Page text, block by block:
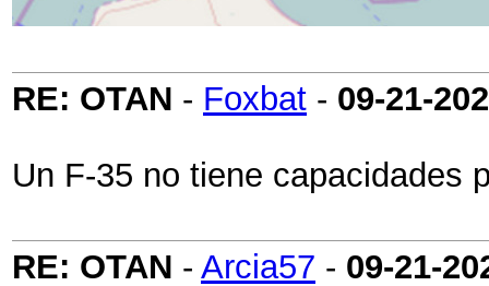
RE: OTAN - Foxbat - 09-21-
Un F-35 no tiene capacidades
RE: OTAN - Arcia57 - 09-21-